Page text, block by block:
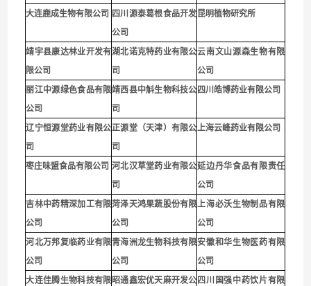
大连鹿成生物有限公司 四川源泰葛根食品开发
公司
昆明植物研究所
靖宇县康达林业开发有
限公司
湖北诺克特药业有限公
司
云南文山源森生物有限
公司
丽江中源绿色食品有限
公司
靖西县中斛生物科技公
司
四川皓博药业有限公司
辽宁恒源堂药业有限公
司
正源堂（天津）有限公
司
上海云峰药业有限公司
枣庄味盟食品有限公司 河北汉草堂药业有限公
司
延边丹华食品有限责任
公司
吉林中药精深加工有限
公司
菏泽天鸿果蔬股份有限
公司
上海必沃生物制品有限
公司
河北万邦复临药业有限
公司
青海洲龙生物科技有限
公司
安徽和华生物医药有限
公司
大连佳腾生物科技有限昭通鑫宏优天麻开发公 四川国强中药饮片有限